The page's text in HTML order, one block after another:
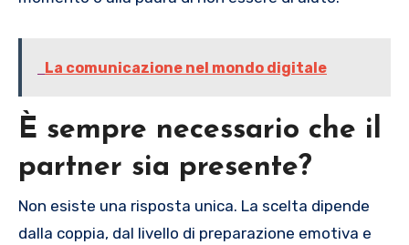
La comunicazione nel mondo digitale
È sempre necessario che il
partner sia presente?
Non esiste una risposta unica. La scelta dipende
dalla coppia, dal livello di preparazione emotiva e